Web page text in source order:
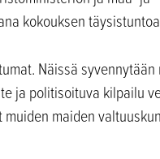
kokouksen
Näissä syvennytään
ja politisoituva kilpailu
maiden